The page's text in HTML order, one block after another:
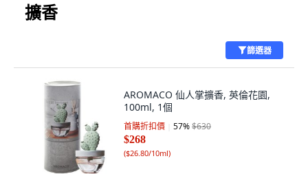
擴香
篩選器
AROMACO 仙人掌擴香, 英倫花園,
100ml, 1個
首購折扣價 57%$630
$268
($26.80/10ml)